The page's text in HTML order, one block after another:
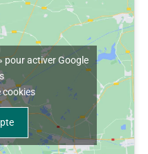
pour activer Google
cookies